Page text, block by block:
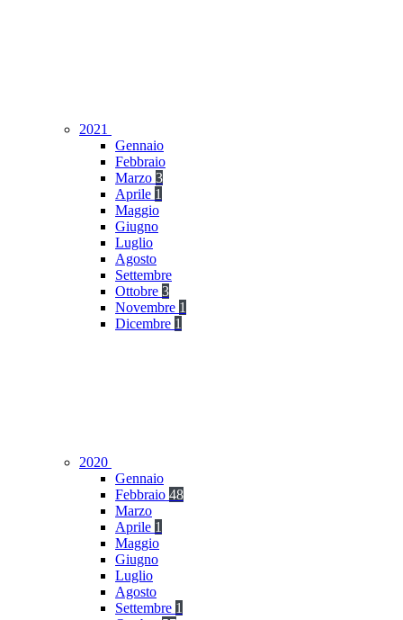
2021
Gennaio
Febbraio
Marzo 3
Aprile 1
Maggio
Giugno
Luglio
Agosto
Settembre
Ottobre 3
Novembre 1
Dicembre 1
2020
Gennaio
Febbraio 48
Marzo
Aprile 1
Maggio
Giugno
Luglio
Agosto
Settembre 1